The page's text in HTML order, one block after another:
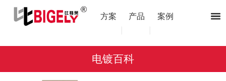
方案 产品 案例
电镀百科